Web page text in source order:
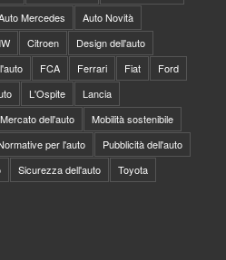
Mercedes
Auto Novità
Citroen
Design dell'auto
FCA Ferrari Fiat
Ford
L'Ospite
Lancia
Mercato dell'auto
Mobilità sostenibile
per l'auto
Pubblicità dell'auto
Sicurezza dell'auto
Toyota